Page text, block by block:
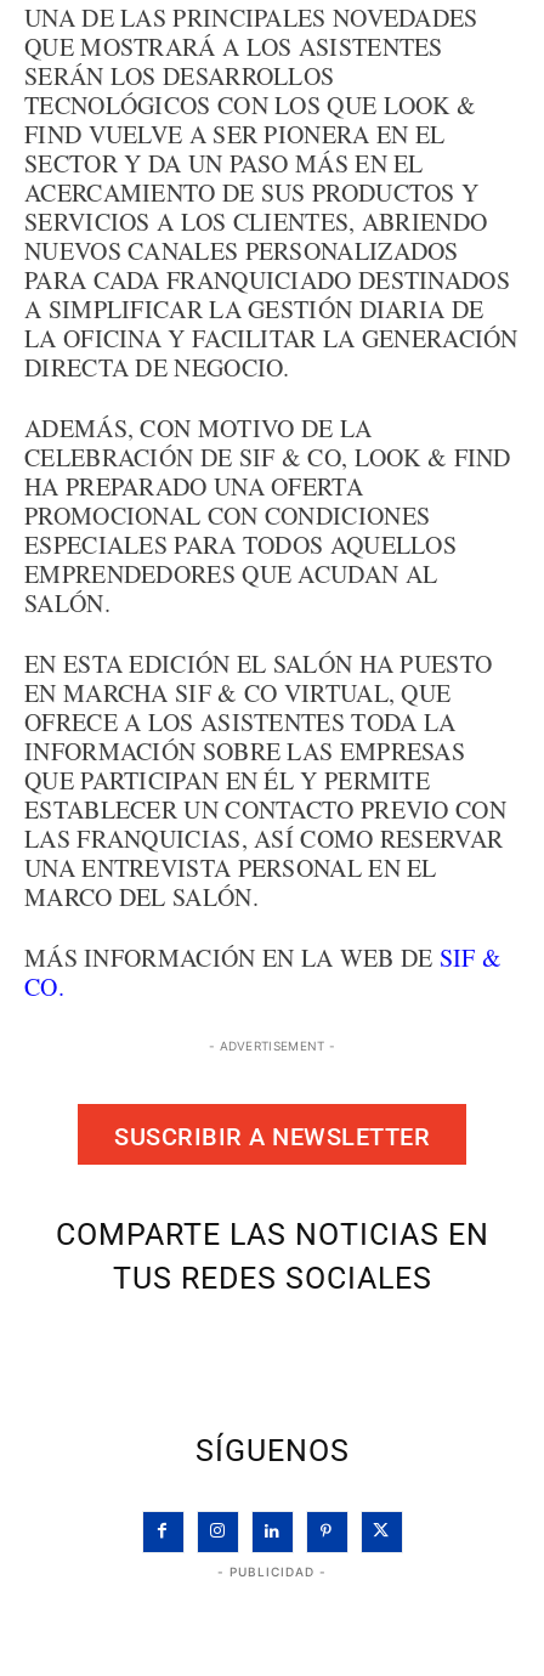
UNA DE LAS PRINCIPALES NOVEDADES
QUE MOSTRARÁ A LOS ASISTENTES
SERÁN LOS DESARROLLOS
TECNOLÓGICOS CON LOS QUE LOOK &
FIND VUELVE A SER PIONERA EN EL
SECTOR Y DA UN PASO MÁS EN EL
ACERCAMIENTO DE SUS PRODUCTOS Y
SERVICIOS A LOS CLIENTES, ABRIENDO
NUEVOS CANALES PERSONALIZADOS
PARA CADA FRANQUICIADO DESTINADOS
A SIMPLIFICAR LA GESTIÓN DIARIA DE
LA OFICINA Y FACILITAR LA GENERACIÓN
DIRECTA DE NEGOCIO.
ADEMÁS, CON MOTIVO DE LA
CELEBRACIÓN DE SIF & CO, LOOK & FIND
HA PREPARADO UNA OFERTA
PROMOCIONAL CON CONDICIONES
ESPECIALES PARA TODOS AQUELLOS
EMPRENDEDORES QUE ACUDAN AL
SALÓN.
EN ESTA EDICIÓN EL SALÓN HA PUESTO
EN MARCHA SIF & CO VIRTUAL, QUE
OFRECE A LOS ASISTENTES TODA LA
INFORMACIÓN SOBRE LAS EMPRESAS
QUE PARTICIPAN EN ÉL Y PERMITE
ESTABLECER UN CONTACTO PREVIO CON
LAS FRANQUICIAS, ASÍ COMO RESERVAR
UNA ENTREVISTA PERSONAL EN EL
MARCO DEL SALÓN.
MÁS INFORMACIÓN EN LA WEB DE SIF &
CO.
- ADVERTISEMENT -
SUSCRIBIR A NEWSLETTER
COMPARTE LAS NOTICIAS EN
TUS REDES SOCIALES
SÍGUENOS
- PUBLICIDAD -